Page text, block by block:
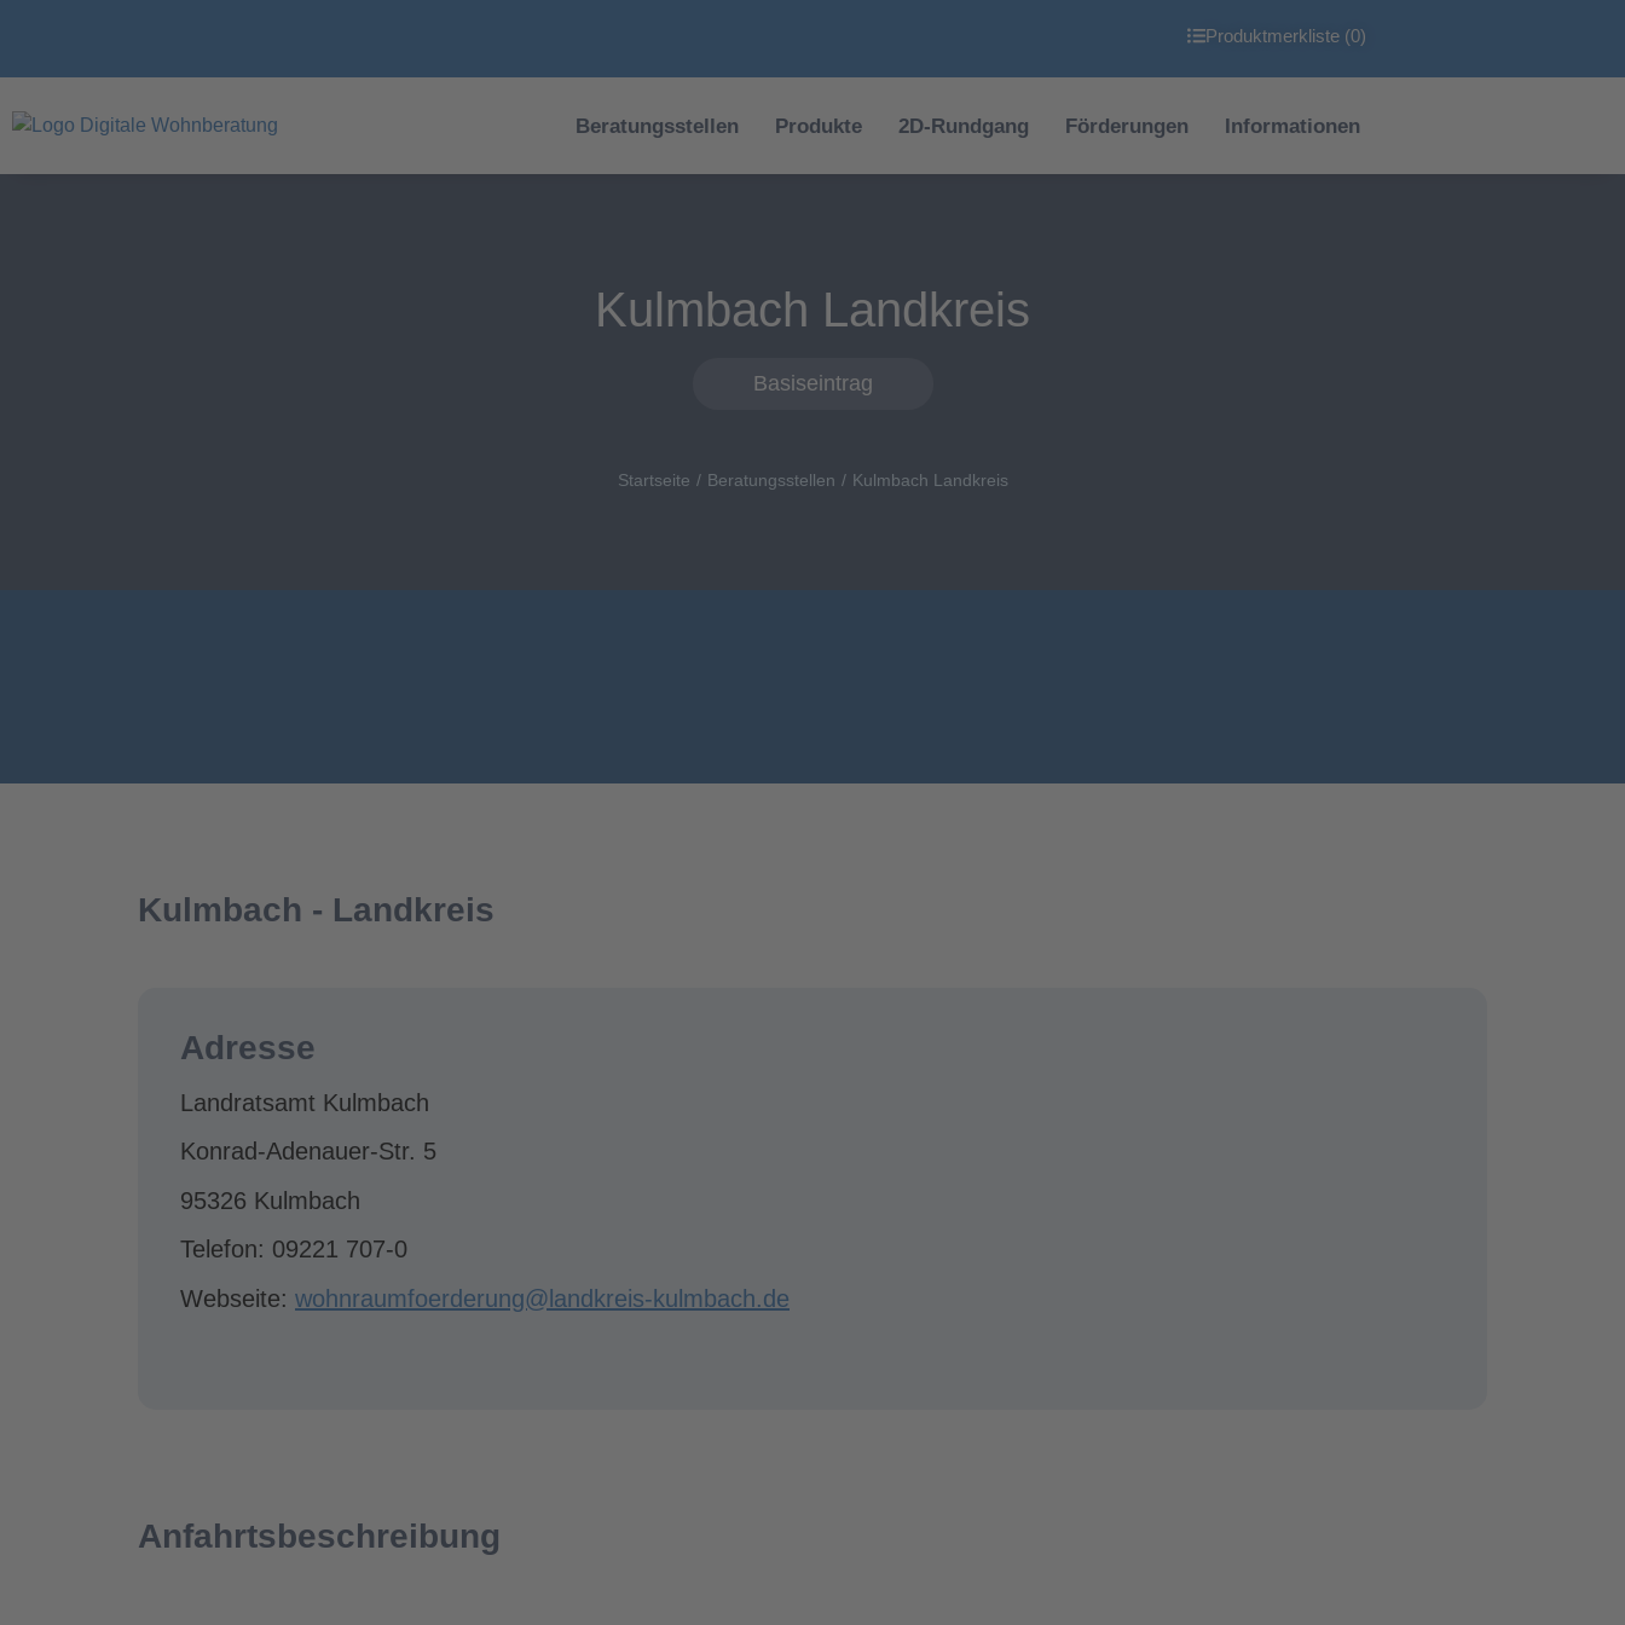
Produktmerkliste (0)
Beratungsstellen Produkte 2D-Rundgang Förderungen Informationen
Kulmbach Landkreis
Basiseintrag
Startseite Beratungsstellen Kulmbach Landkreis
Kulmbach - Landkreis
Adresse
Landratsamt Kulmbach
Konrad-Adenauer-Str. 5
95326 Kulmbach
Telefon: 09221 707-0
Webseite: wohnraumfoerderung@landkreis-kulmbach.de
Anfahrtsbeschreibung